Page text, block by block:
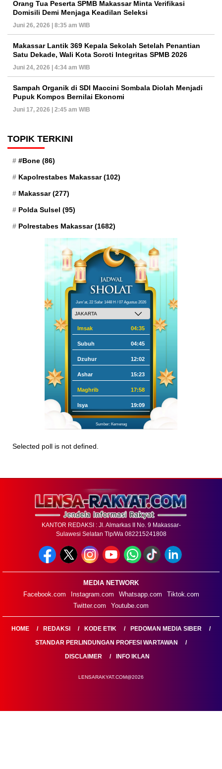
Orang Tua Peserta SPMB Makassar Minta Verifikasi
Domisili Demi Menjaga Keadilan Seleksi
Juni 26, 2026 | 8:35 am WIB
Makassar Lantik 369 Kepala Sekolah Setelah Penantian
Satu Dekade, Wali Kota Soroti Integritas SPMB 2026
Juni 24, 2026 | 4:34 am WIB
Sampah Organik di SDI Maccini Sombala Diolah Menjadi
Pupuk Kompos Bernilai Ekonomi
Juni 17, 2026 | 2:45 am WIB
TOPIK TERKINI
#Bone (86)
Kapolrestabes Makassar(102)
Makassar(277)
Polda Sulsel (95)
Polrestabes Makassar(1682)
Jum'at, 22 Safar 1448 H / 07 Agustus 2026
Imsak 04:35
Subuh 04:45
Dzuhur 12:02
Ashar 15:23
Maghrib 17:58
Isya 19:09
Sumber: Kemenag
Selected poll is not defined.
KANTOR REDAKSI : Jl. Almarkas II No. 9 Makassar-
Sulawesi Selatan Tlp/Wa 082215241808
MEDIA NETWORK
Facebook.com
Instagram.com Whatsapp.com
Tiktok.com
Twitter.com
Youtube.com
HOME REDAKSI KODE ETIK
PEDOMAN MEDIA SIBER
STANDAR PERLINDUNGAN PROFESI WARTAWAN
DISCLAIMER
INFO IKLAN
LENSARAKYAT.COM@2026